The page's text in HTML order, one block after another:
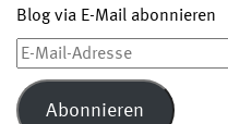
Blog via E-Mail abonnieren
E-
Mail-
Adresse
Abonnieren